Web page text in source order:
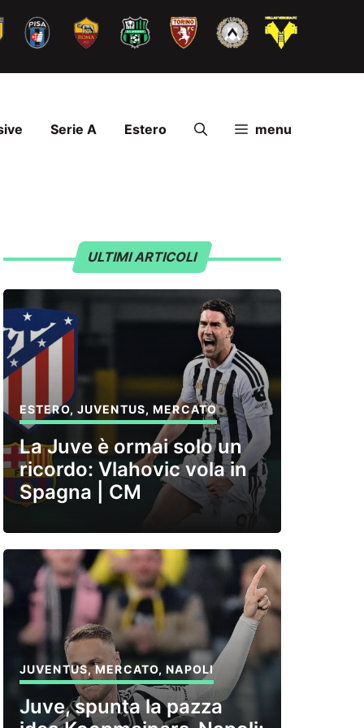
Serie A Estero menu
ULTIMI ARTICOLI
ESTERO, JUVENTUS,MERCATO
La Juve è ormai solo un
ricordo: Vlahovic vola in
Spagna | CM
JUVENTUS,MERCATO,NAPOLI
Juve, spunta la pazza